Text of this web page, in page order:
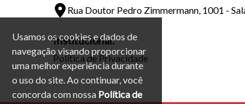
Usamos os cookies e dados de
navegação visando proporcionar
uma melhor experiência durante
o uso do site. Ao continuar, você
concorda com nossa Política de
Rua Doutor Pedro Zimmermann, 1001 -
Institucional:
Política de Privacidade